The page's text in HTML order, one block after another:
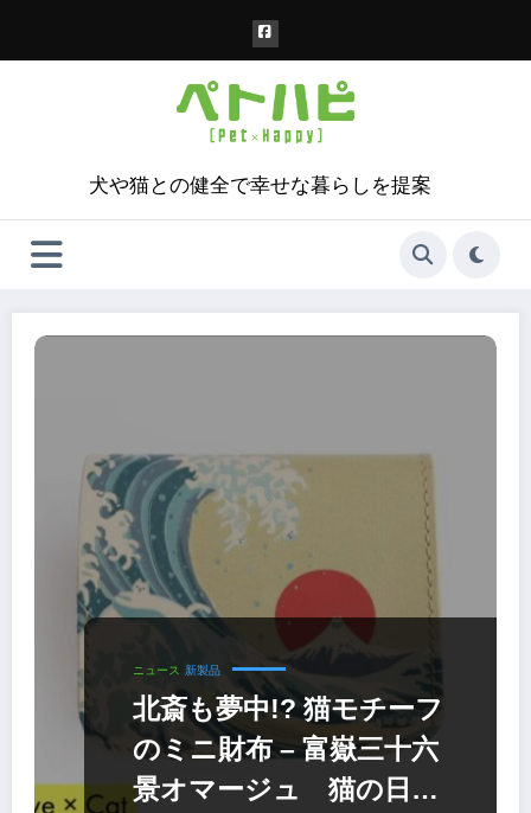
犬や猫との健全で幸せな暮らしを提案
ニュース 新製品
北斎も夢中!? 猫モチーフ
のミニ財布 – 富嶽三十六
景オマージュ 猫の日祭